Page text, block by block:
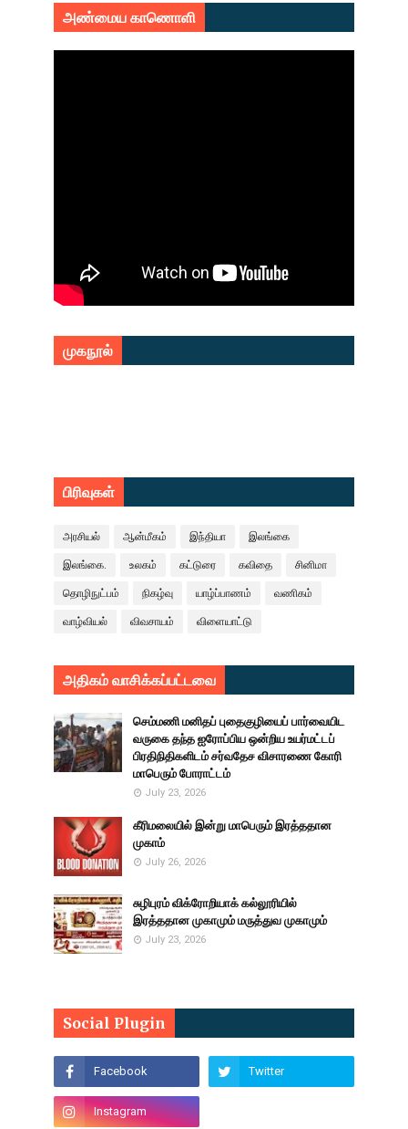
அண்மைய காணொளி
முகநூல்
பிரிவுகள்
அரசியல் ஆன்மீகம் இந்தியா இலங்கை
இலங்கை. உலகம் கட்டுரை கவிதை சினிமா
தொழிநுட்பம் நிகழ்வு யாழ்ப்பாணம் வணிகம்
வாழ்வியல் விவசாயம் விளையாட்டு
அதிகம் வாசிக்கப்பட்டவை
செம்மணி மனிதப் புதைகுழியைப் பார்வையிட
வருகை தந்த ஐரோப்பிய ஒன்றிய உயர்மட்டப்
பிரதிநிதிகளிடம் சர்வதேச விசாரணை கோரி
மாபெரும் போராட்டம்
July 23, 2026
கீரிமலையில் இன்று மாபெரும் இரத்ததான
முகாம்
July 26, 2026
சுழிபுரம் விக்ரோறியாக் கல்லூரியில்
இரத்ததான முகாமும் மருத்துவ முகாமும்
July 23, 2026
Social Plugin